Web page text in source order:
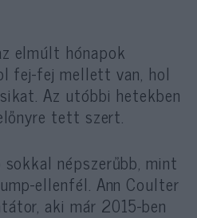
elmúlt hónapok
fej-fej mellett van, hol
Az utóbbi hetekben
tett szert.
népszerűbb, mint
ellenfél. Ann Coulter
aki már 2015-ben